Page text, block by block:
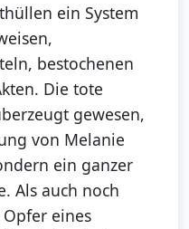
ein System
bestochenen
Die tote
gewesen,
von Melanie
ein ganzer
Als auch noch
Opfer eines